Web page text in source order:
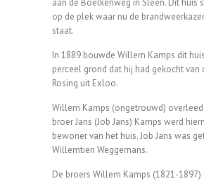
op de plek waar nu de
staat.
In 1889 bouwde Willem Kamps dit
perceel grond dat hij had gekocht van
Rosing uit Exloo.
Willem Kamps (ongetrouwd) overleed
broer Jans (Job Jans) Kamps werd
bewoner van het huis. Job Jans was
Willemtien Weggemans.
De broers Willem Kamps (1821-1897)